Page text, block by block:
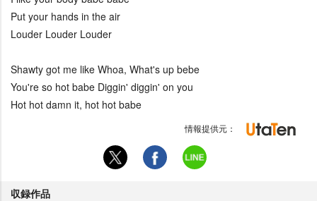
Put your hands in the air
Louder Louder Louder
Shawty got me like Whoa, What's up bebe
You're so hot babe Diggin' diggin' on you
Hot hot damn it, hot hot babe
情報提供元：
収録作品